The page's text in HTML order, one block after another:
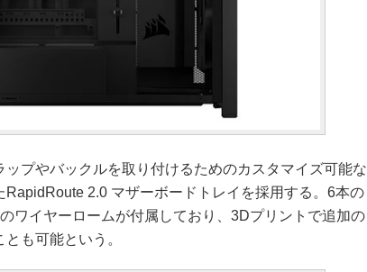
プやバックルを取り付けるためのカスタマイズ可能な
2.0 マザーボードトレイを採用する。6本の
ワイヤーロームが付属しており、3Dプリントで追加の
も可能という。